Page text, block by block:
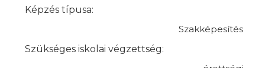
Képzés típusa:
Szakképesítés
Szükséges iskolai végzettség: